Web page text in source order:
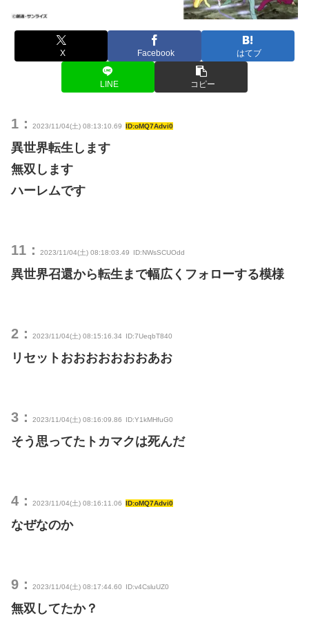
X Facebook はてブ
LINE コピー
1： 2023/11/04(土) 08:13:10.69 ID:oMQ7Advi0
異世界転生します
無双します
ハーレムです
11： 2023/11/04(土) 08:18:03.49 ID:NWsSCUOdd
異世界召還から転生まで幅広くフォローする模様
2： 2023/11/04(土) 08:15:16.34 ID:7UeqbT840
リセットおおおおおおおあお
3： 2023/11/04(土) 08:16:09.86 ID:Y1kMHfuG0
そう思ってたトカマクは死んだ
4： 2023/11/04(土) 08:16:11.06 ID:oMQ7Advi0
なぜなのか
9： 2023/11/04(土) 08:17:44.60 ID:v4CsluUZ0
無双してたか？